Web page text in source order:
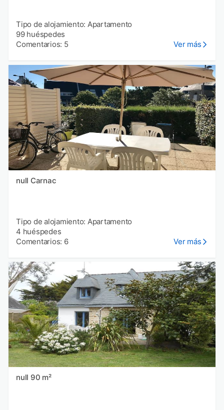
Tipo de alojamiento: Apartamento
99 huéspedes
Comentarios: 5
Ver más
null Carnac
Tipo de alojamiento: Apartamento
4 huéspedes
Comentarios: 6
Ver más
null 90 m²